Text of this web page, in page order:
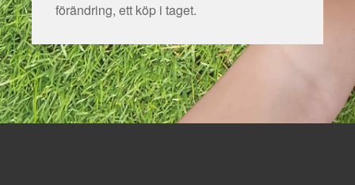
förändring, ett köp i taget.